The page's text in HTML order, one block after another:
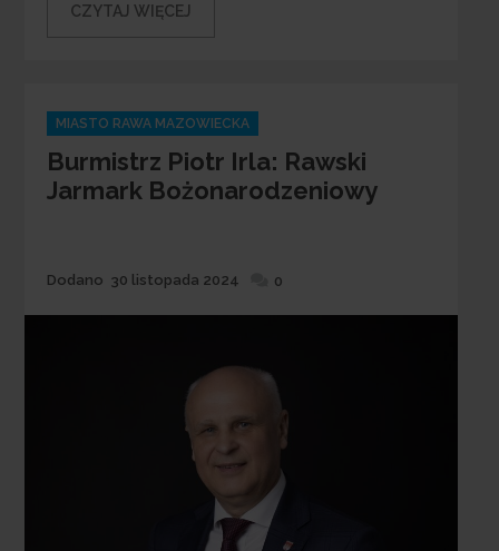
CZYTAJ WIĘCEJ
Categories
MIASTO RAWA MAZOWIECKA
Burmistrz Piotr Irla: Rawski
Jarmark Bożonarodzeniowy
Dodane
Dodano 30 listopada 2024 0